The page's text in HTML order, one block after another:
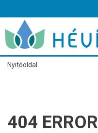
Nyitóoldal
404 ERROR